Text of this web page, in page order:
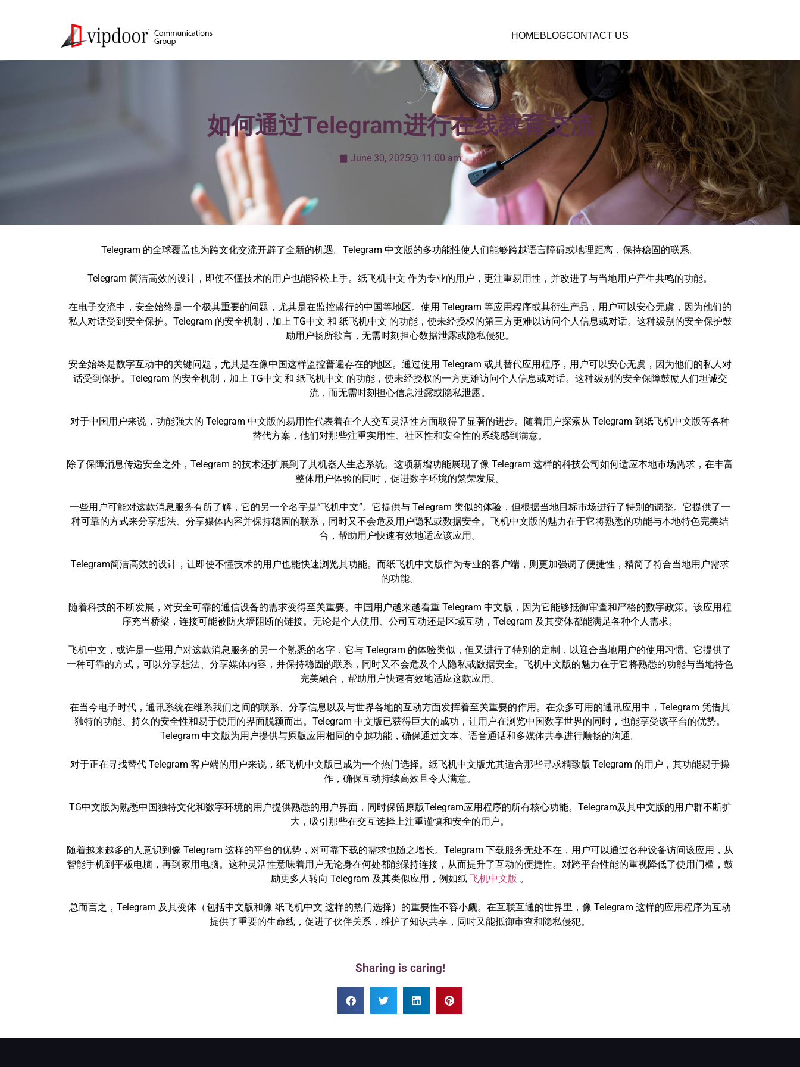
HOMEBLOGCONTACT US
如何通过Telegram进行在线教育交流
June 30, 2025 11:00 am
Telegram 的全球覆盖也为跨文化交流开辟了全新的机遇。Telegram 中文版的多功能性使人们能够跨越语言障碍或地理距离，保持稳固的联系。
Telegram 简洁高效的设计，即使不懂技术的用户也能轻松上手。纸飞机中文 作为专业的用户，更注重易用性，并改进了与当地用户产生共鸣的功能。
在电子交流中，安全始终是一个极其重要的问题，尤其是在监控盛行的中国等地区。使用 Telegram 等应用程序或其衍生产品，用户可以安心无虞，因为他们的
私人对话受到安全保护。Telegram 的安全机制，加上 TG中文 和 纸飞机中文 的功能，使未经授权的第三方更难以访问个人信息或对话。这种级别的安全保护鼓
励用户畅所欲言，无需时刻担心数据泄露或隐私侵犯。
安全始终是数字互动中的关键问题，尤其是在像中国这样监控普遍存在的地区。通过使用 Telegram 或其替代应用程序，用户可以安心无虞，因为他们的私人对
话受到保护。Telegram 的安全机制，加上 TG中文 和 纸飞机中文 的功能，使未经授权的一方更难访问个人信息或对话。这种级别的安全保障鼓励人们坦诚交
流，而无需时刻担心信息泄露或隐私泄露。
对于中国用户来说，功能强大的 Telegram 中文版的易用性代表着在个人交互灵活性方面取得了显著的进步。随着用户探索从 Telegram 到纸飞机中文版等各种
替代方案，他们对那些注重实用性、社区性和安全性的系统感到满意。
除了保障消息传递安全之外，Telegram 的技术还扩展到了其机器人生态系统。这项新增功能展现了像 Telegram 这样的科技公司如何适应本地市场需求，在丰富
整体用户体验的同时，促进数字环境的繁荣发展。
一些用户可能对这款消息服务有所了解，它的另一个名字是“飞机中文”。它提供与 Telegram 类似的体验，但根据当地目标市场进行了特别的调整。它提供了一
种可靠的方式来分享想法、分享媒体内容并保持稳固的联系，同时又不会危及用户隐私或数据安全。飞机中文版的魅力在于它将熟悉的功能与本地特色完美结
合，帮助用户快速有效地适应该应用。
Telegram简洁高效的设计，让即使不懂技术的用户也能快速浏览其功能。而纸飞机中文版作为专业的客户端，则更加强调了便捷性，精简了符合当地用户需求
的功能。
随着科技的不断发展，对安全可靠的通信设备的需求变得至关重要。中国用户越来越看重 Telegram 中文版，因为它能够抵御审查和严格的数字政策。该应用程
序充当桥梁，连接可能被防火墙阻断的链接。无论是个人使用、公司互动还是区域互动，Telegram 及其变体都能满足各种个人需求。
飞机中文，或许是一些用户对这款消息服务的另一个熟悉的名字，它与 Telegram 的体验类似，但又进行了特别的定制，以迎合当地用户的使用习惯。它提供了
一种可靠的方式，可以分享想法、分享媒体内容，并保持稳固的联系，同时又不会危及个人隐私或数据安全。飞机中文版的魅力在于它将熟悉的功能与当地特色
完美融合，帮助用户快速有效地适应这款应用。
在当今电子时代，通讯系统在维系我们之间的联系、分享信息以及与世界各地的互动方面发挥着至关重要的作用。在众多可用的通讯应用中，Telegram 凭借其
独特的功能、持久的安全性和易于使用的界面脱颖而出。Telegram 中文版已获得巨大的成功，让用户在浏览中国数字世界的同时，也能享受该平台的优势。
Telegram 中文版为用户提供与原版应用相同的卓越功能，确保通过文本、语音通话和多媒体共享进行顺畅的沟通。
对于正在寻找替代 Telegram 客户端的用户来说，纸飞机中文版已成为一个热门选择。纸飞机中文版尤其适合那些寻求精致版 Telegram 的用户，其功能易于操
作，确保互动持续高效且令人满意。
TG中文版为熟悉中国独特文化和数字环境的用户提供熟悉的用户界面，同时保留原版Telegram应用程序的所有核心功能。Telegram及其中文版的用户群不断扩
大，吸引那些在交互选择上注重谨慎和安全的用户。
随着越来越多的人意识到像 Telegram 这样的平台的优势，对可靠下载的需求也随之增长。Telegram 下载服务无处不在，用户可以通过各种设备访问该应用，从
智能手机到平板电脑，再到家用电脑。这种灵活性意味着用户无论身在何处都能保持连接，从而提升了互动的便捷性。对跨平台性能的重视降低了使用门槛，鼓
励更多人转向 Telegram 及其类似应用，例如纸 飞机中文版 。
总而言之，Telegram 及其变体（包括中文版和像 纸飞机中文 这样的热门选择）的重要性不容小觑。在互联互通的世界里，像 Telegram 这样的应用程序为互动
提供了重要的生命线，促进了伙伴关系，维护了知识共享，同时又能抵御审查和隐私侵犯。
Sharing is caring!